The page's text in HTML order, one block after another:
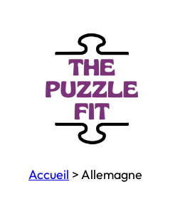
Accueil >Allemagne